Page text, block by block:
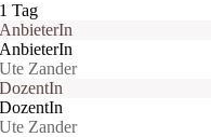
1 Tag
AnbieterIn
AnbieterIn
Ute Zander
DozentIn
DozentIn
Ute Zander